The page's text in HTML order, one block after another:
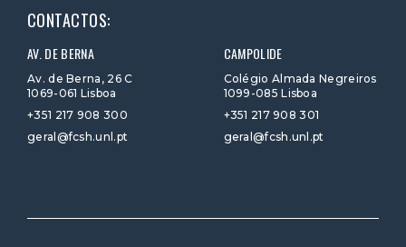
CONTACTOS:
AV. DE BERNA
Av. de Berna, 26 C
1069-061 Lisboa
+351 217 908 300
geral@fcsh.unl.pt
CAMPOLIDE
Colégio Almada Negreiros
1099-085 Lisboa
+351 217 908 301
geral@fcsh.unl.pt